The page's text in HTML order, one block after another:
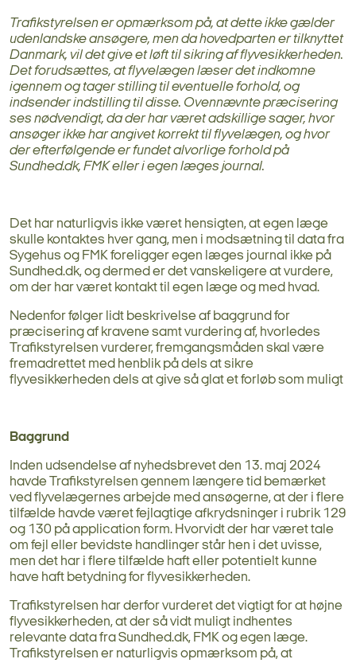
Trafikstyrelsen er opmærksom på, at dette ikke gælder
udenlandske ansøgere, men da hovedparten er tilknyttet
Danmark, vil det give et løft til sikring af flyvesikkerheden.
Det forudsættes, at flyvelægen læser det indkomne
igennem og tager stilling til eventuelle forhold, og
indsender indstilling til disse. Ovennævnte præcisering
ses nødvendigt, da der har været adskillige sager, hvor
ansøger ikke har angivet korrekt til flyvelægen, og hvor
der efterfølgende er fundet alvorlige forhold på
Sundhed.dk, FMK eller i egen læges journal.
Det har naturligvis ikke været hensigten, at egen læge
skulle kontaktes hver gang, men i modsætning til data fra
Sygehus og FMK foreligger egen læges journal ikke på
Sundhed.dk, og dermed er det vanskeligere at vurdere,
om der har været kontakt til egen læge og med hvad.
Nedenfor følger lidt beskrivelse af baggrund for
præcisering af kravene samt vurdering af, hvorledes
Trafikstyrelsen vurderer, fremgangsmåden skal være
fremadrettet med henblik på dels at sikre
flyvesikkerheden dels at give så glat et forløb som muligt
Baggrund
Inden udsendelse af nyhedsbrevet den 13. maj 2024
havde Trafikstyrelsen gennem længere tid bemærket
ved flyvelægernes arbejde med ansøgerne, at der i flere
tilfælde havde været fejlagtige afkrydsninger i rubrik 129
og 130 på application form. Hvorvidt der har været tale
om fejl eller bevidste handlinger står hen i det uvisse,
men det har i flere tilfælde haft eller potentielt kunne
have haft betydning for flyvesikkerheden.
Trafikstyrelsen har derfor vurderet det vigtigt for at højne
flyvesikkerheden, at der så vidt muligt indhentes
relevante data fra Sundhed.dk, FMK og egen læge.
Trafikstyrelsen er naturligvis opmærksom på, at